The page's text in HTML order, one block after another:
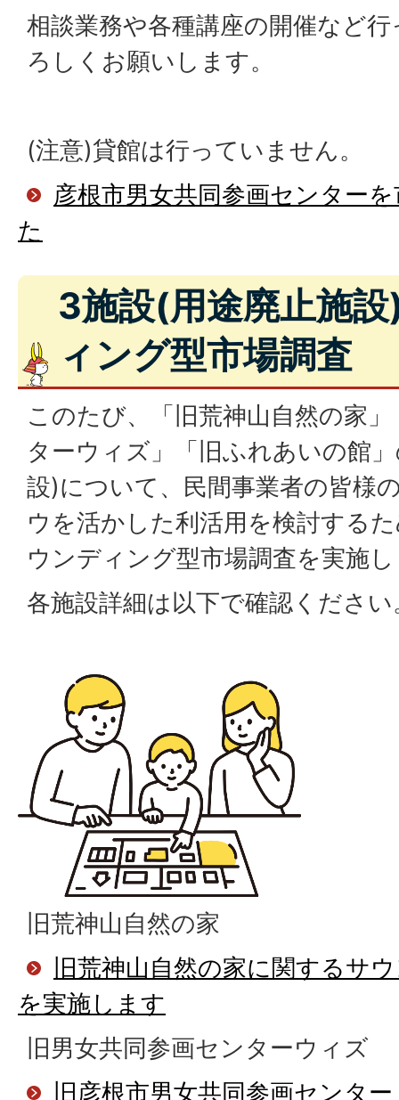
相談業務や各種講座の開催など
ろしくお願いします。
(注意)貸館は行っていません。
彦根市男女共同参画センター
た
3施設(用途廃止施
ィング型市場調査
このたび、「旧荒神山自然の家
ターウィズ」「旧ふれあいの館
設)について、民間事業者の皆様
ウを活かした利活用を検討する
ウンディング型市場調査を実施
各施設詳細は以下で確認ください
旧荒神山自然の家
旧荒神山自然の家に関するサ
を実施します
旧男女共同参画センターウィズ
旧彦根市男女共同参画センタ